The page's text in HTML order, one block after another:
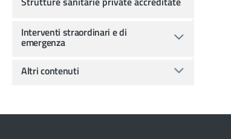
Interventi straordinari e di
emergenza
Altri contenuti